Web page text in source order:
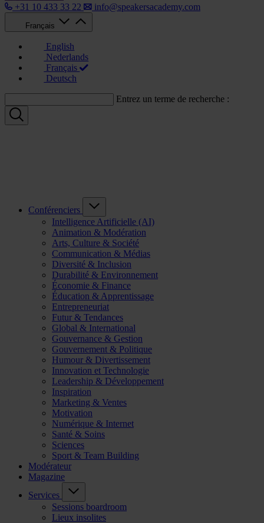
+31 10 433 33 22
info@speakersacademy.com
Français
English
Nederlands
Français
Deutsch
Entrez un terme de recherche :
Conférenciers
Intelligence Artificielle (AI)
Animation & Modération
Arts, Culture & Société
Communication & Médias
Diversité & Inclusion
Durabilité & Environnement
Économie & Finance
Éducation & Apprentissage
Entrepreneuriat
Futur & Tendances
Global & International
Gouvernance & Gestion
Gouvernement & Politique
Humour & Divertissement
Innovation et Technologie
Leadership & Développement
Inspiration
Marketing & Ventes
Motivation
Numérique & Internet
Santé & Soins
Sciences
Sport & Team Building
Modérateur
Magazine
Services
Sessions boardroom
Lieux insolites